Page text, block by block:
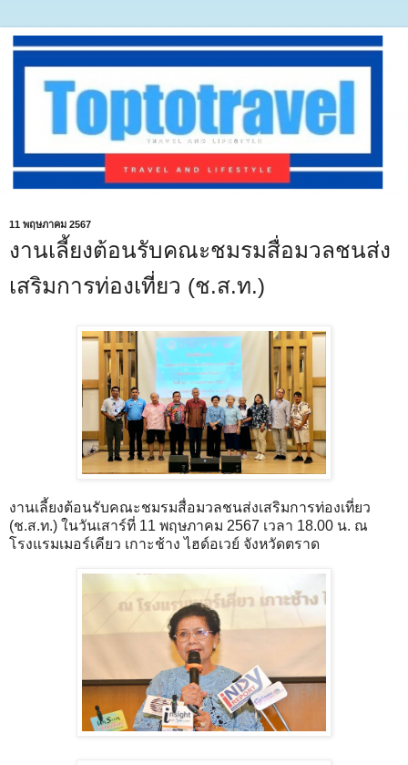
11 พฤษภาคม 2567
งานเลี้ยงต้อนรับคณะชมรมสื่อมวลชนส่ง
เสริมการท่องเที่ยว (ช.ส.ท.)
งานเลี้ยงต้อนรับคณะชมรมสื่อมวลชนส่งเสริมการท่องเที่ยว
(ช.ส.ท.) ในวันเสาร์ที่ 11 พฤษภาคม 2567 เวลา 18.00 น. ณ
โรงแรมเมอร์เคียว เกาะช้าง ไฮด์อเวย์ จังหวัดตราด